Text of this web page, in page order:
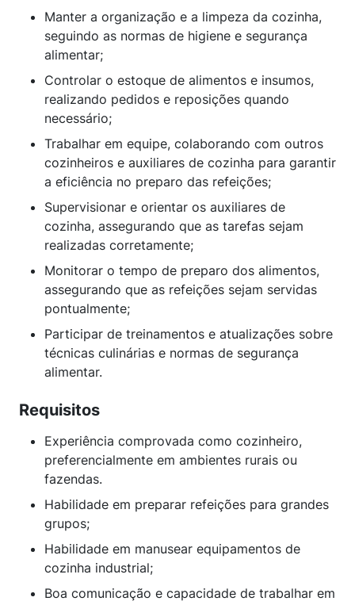
Manter a organização e a limpeza da cozinha,
seguindo as normas de higiene e segurança
alimentar;
Controlar o estoque de alimentos e insumos,
realizando pedidos e reposições quando
necessário;
Trabalhar em equipe, colaborando com outros
cozinheiros e auxiliares de cozinha para garantir
a eficiência no preparo das refeições;
Supervisionar e orientar os auxiliares de
cozinha, assegurando que as tarefas sejam
realizadas corretamente;
Monitorar o tempo de preparo dos alimentos,
assegurando que as refeições sejam servidas
pontualmente;
Participar de treinamentos e atualizações sobre
técnicas culinárias e normas de segurança
alimentar.
Requisitos
Experiência comprovada como cozinheiro,
preferencialmente em ambientes rurais ou
fazendas.
Habilidade em preparar refeições para grandes
grupos;
Habilidade em manusear equipamentos de
cozinha industrial;
Boa comunicação e capacidade de trabalhar em